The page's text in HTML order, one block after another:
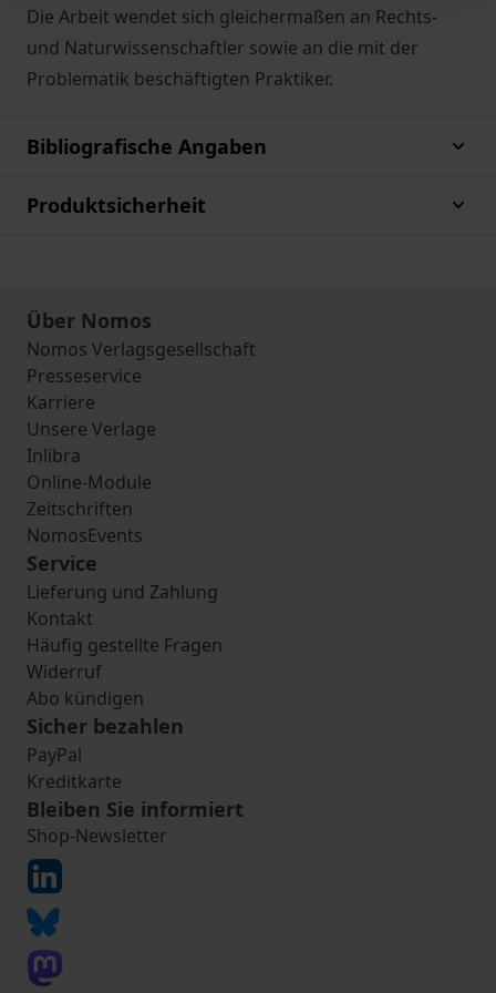
Die Arbeit wendet sich gleichermaßen an Rechts-
und Naturwissenschaftler sowie an die mit der
Problematik beschäftigten Praktiker.
Bibliografische Angaben
Produktsicherheit
Über Nomos
Nomos Verlagsgesellschaft
Presseservice
Karriere
Unsere Verlage
Inlibra
Online-Module
Zeitschriften
NomosEvents
Service
Lieferung und Zahlung
Kontakt
Häufig gestellte Fragen
Widerruf
Abo kündigen
Sicher bezahlen
PayPal
Kreditkarte
Bleiben Sie informiert
Shop-Newsletter